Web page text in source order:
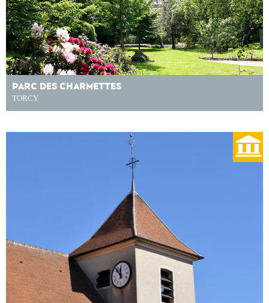
PARC DES CHARMETTES
TORCY